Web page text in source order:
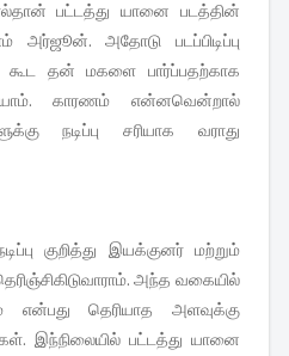
பட்டத்து யானை படத்தின்
அர்ஜூன். அதோடு படப்பிடிப்பு
தன் மகளை பார்ப்பதற்காக
காரணம் என்னவென்றால்
நடிப்பு சரியாக வராது
குறித்து இயக்குனர் மற்றும்
அந்த வகையில்
தெரியாத அளவுக்கு
இந்நிலையில் பட்டத்து யானை